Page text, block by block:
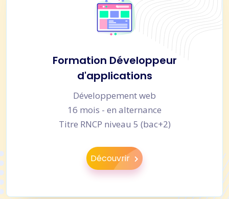
Formation Développeur
d'applications
Développement web
16 mois - en alternance
Titre RNCP niveau 5 (bac+2)
Découvrir